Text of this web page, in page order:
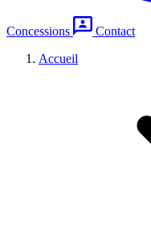
Concessions
Contact
Accueil